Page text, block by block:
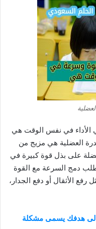
الأداء في نفس الوقت هي
العضلية هي مزيج من
على بذل قوة كبيرة في
دمج السرعة مع القوة
رفع الأثقال أو دفع الجدار،
هدفك يسمى مشكلة